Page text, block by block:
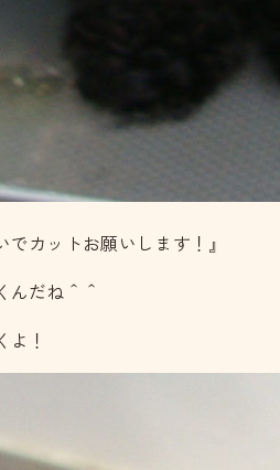
でカットお願いします！』
んだね＾＾
！